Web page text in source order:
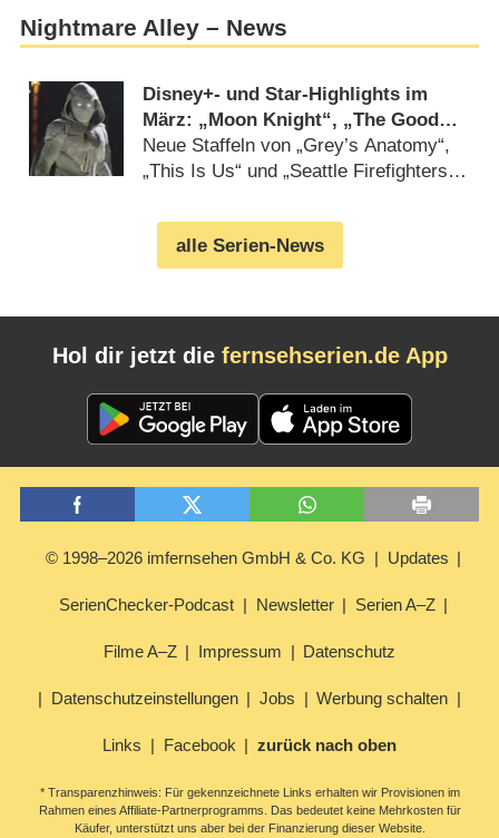
Nightmare Alley – News
Disney+- und Star-Highlights im
März: „Moon Knight“, „The Good
Fight“, „West Side Story“
Neue Staffeln von „Grey’s Anatomy“,
„This Is Us“ und „Seattle Firefighters“
alle Serien-News
Hol dir jetzt die fernsehserien.de App
© 1998–2026 imfernsehen GmbH & Co. KG Updates
SerienChecker-Podcast Newsletter Serien A–Z
Filme A–Z Impressum Datenschutz
Datenschutzeinstellungen Jobs Werbung schalten
Links Facebook zurück nach oben
* Transparenzhinweis: Für gekennzeichnete Links erhalten wir Provisionen im
Rahmen eines Affiliate-Partnerprogramms. Das bedeutet keine Mehrkosten für
Käufer, unterstützt uns aber bei der Finanzierung dieser Website.